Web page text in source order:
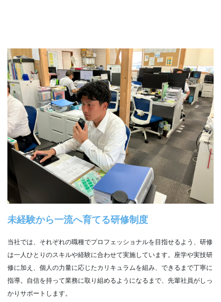
未経験から一流へ育てる研修制度
当社では、それぞれの職種でプロフェッショナルを目指せるよう、研修
は一人ひとりのスキルや経験に合わせて実施しています。座学や実技研
修に加え、個人の力量に応じたカリキュラムを組み、できるまで丁寧に
指導。自信を持って業務に取り組めるようになるまで、先輩社員がしっ
かりサポートします。